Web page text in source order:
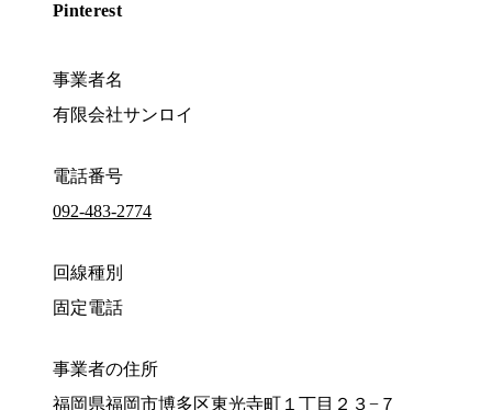
Pinterest
事業者名
有限会社サンロイ
電話番号
092-483-2774
回線種別
固定電話
事業者の住所
福岡県福岡市博多区東光寺町１丁目２３−７